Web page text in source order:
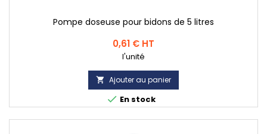
Pompe doseuse pour bidons de 5 litres
Prix
0,61 € HT
l'unité
 Ajouter au panier
 En stock